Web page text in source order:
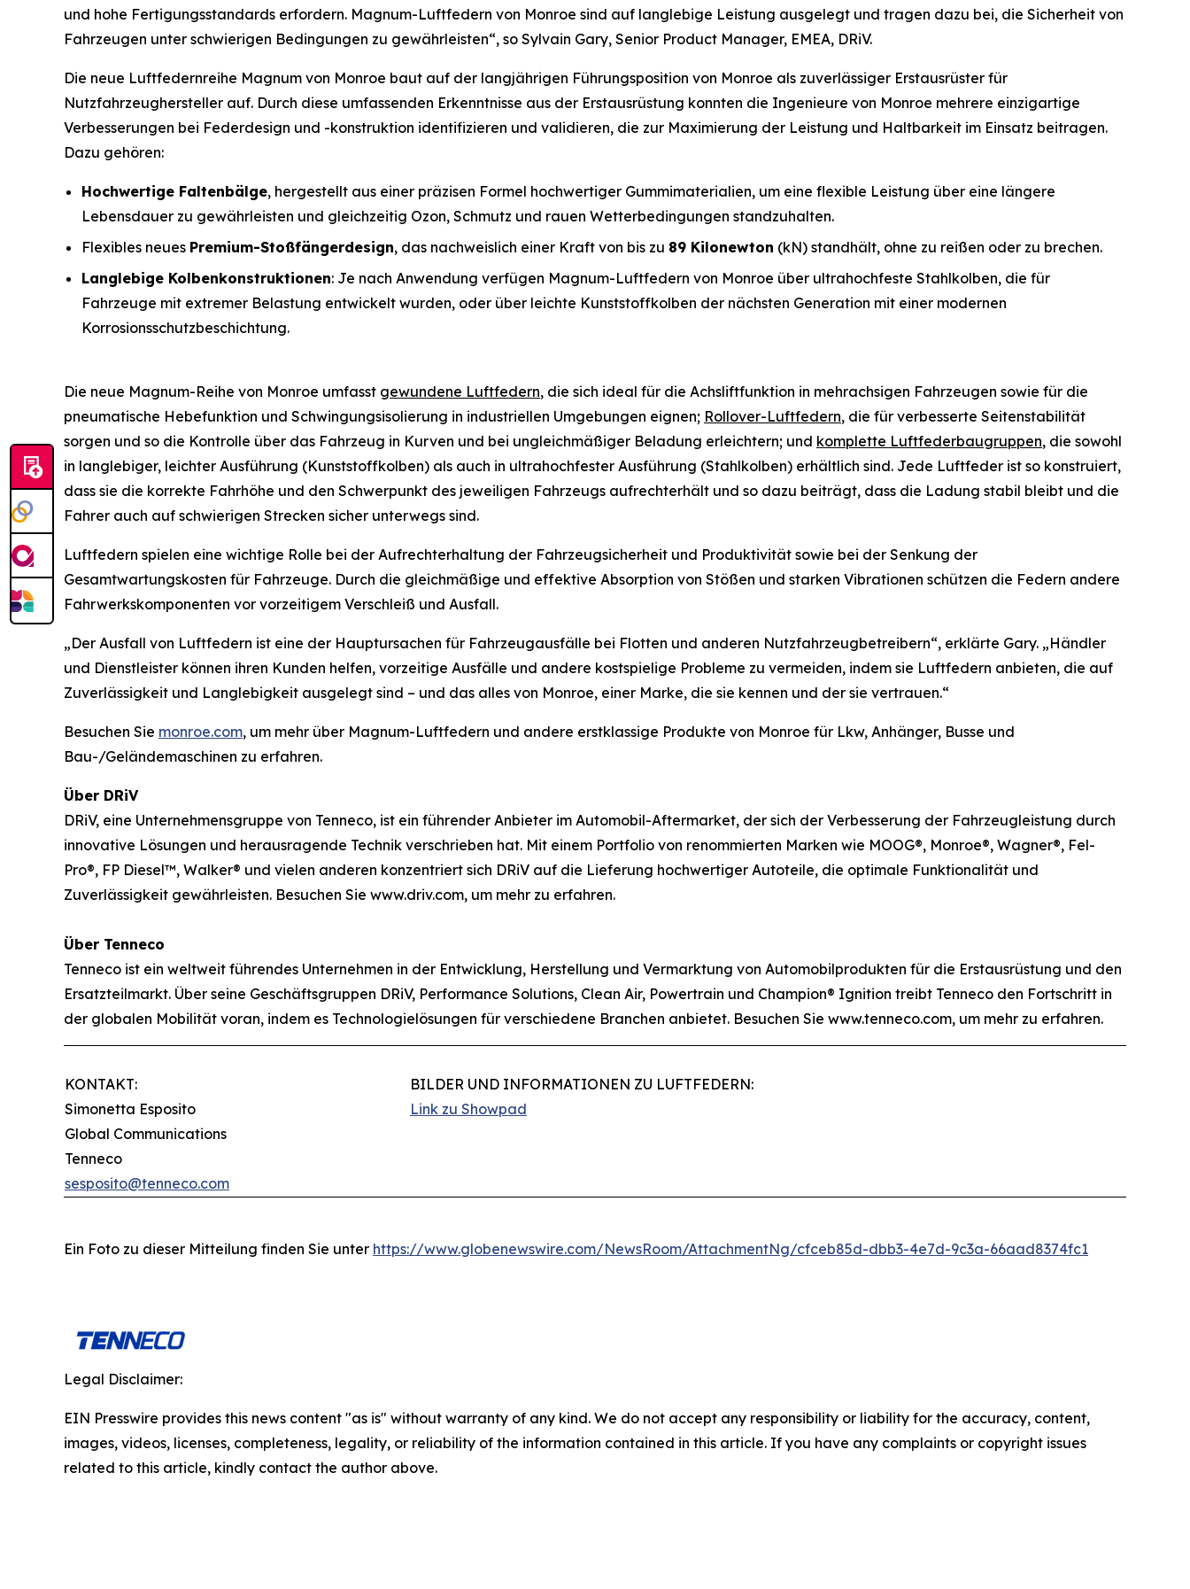
und hohe Fertigungsstandards erfordern. Magnum-Luftfedern von Monroe sind auf langlebige Leistung ausgelegt und tragen dazu bei, die Sicherheit von
Fahrzeugen unter schwierigen Bedingungen zu gewährleisten“, so Sylvain Gary, Senior Product Manager, EMEA, DRiV.
Die neue Luftfedernreihe Magnum von Monroe baut auf der langjährigen Führungsposition von Monroe als zuverlässiger Erstausrüster für
Nutzfahrzeughersteller auf. Durch diese umfassenden Erkenntnisse aus der Erstausrüstung konnten die Ingenieure von Monroe mehrere einzigartige
Verbesserungen bei Federdesign und -konstruktion identifizieren und validieren, die zur Maximierung der Leistung und Haltbarkeit im Einsatz beitragen.
Dazu gehören:
Hochwertige Faltenbälge, hergestellt aus einer präzisen Formel hochwertiger Gummimaterialien, um eine flexible Leistung über eine längere
Lebensdauer zu gewährleisten und gleichzeitig Ozon, Schmutz und rauen Wetterbedingungen standzuhalten.
Flexibles neues Premium-Stoßfängerdesign, das nachweislich einer Kraft von bis zu 89 Kilonewton (kN) standhält, ohne zu reißen oder zu brechen.
Langlebige Kolbenkonstruktionen: Je nach Anwendung verfügen Magnum-Luftfedern von Monroe über ultrahochfeste Stahlkolben, die für
Fahrzeuge mit extremer Belastung entwickelt wurden, oder über leichte Kunststoffkolben der nächsten Generation mit einer modernen
Korrosionsschutzbeschichtung.
Die neue Magnum-Reihe von Monroe umfasst gewundene Luftfedern, die sich ideal für die Achsliftfunktion in mehrachsigen Fahrzeugen sowie für die
pneumatische Hebefunktion und Schwingungsisolierung in industriellen Umgebungen eignen; Rollover-Luftfedern, die für verbesserte Seitenstabilität
sorgen und so die Kontrolle über das Fahrzeug in Kurven und bei ungleichmäßiger Beladung erleichtern; und komplette Luftfederbaugruppen, die sowohl
in langlebiger, leichter Ausführung (Kunststoffkolben) als auch in ultrahochfester Ausführung (Stahlkolben) erhältlich sind. Jede Luftfeder ist so konstruiert,
dass sie die korrekte Fahrhöhe und den Schwerpunkt des jeweiligen Fahrzeugs aufrechterhält und so dazu beiträgt, dass die Ladung stabil bleibt und die
Fahrer auch auf schwierigen Strecken sicher unterwegs sind.
Luftfedern spielen eine wichtige Rolle bei der Aufrechterhaltung der Fahrzeugsicherheit und Produktivität sowie bei der Senkung der
Gesamtwartungskosten für Fahrzeuge. Durch die gleichmäßige und effektive Absorption von Stößen und starken Vibrationen schützen die Federn andere
Fahrwerkskomponenten vor vorzeitigem Verschleiß und Ausfall.
„Der Ausfall von Luftfedern ist eine der Hauptursachen für Fahrzeugausfälle bei Flotten und anderen Nutzfahrzeugbetreibern“, erklärte Gary. „Händler
und Dienstleister können ihren Kunden helfen, vorzeitige Ausfälle und andere kostspielige Probleme zu vermeiden, indem sie Luftfedern anbieten, die auf
Zuverlässigkeit und Langlebigkeit ausgelegt sind – und das alles von Monroe, einer Marke, die sie kennen und der sie vertrauen.“
Besuchen Sie monroe.com, um mehr über Magnum-Luftfedern und andere erstklassige Produkte von Monroe für Lkw, Anhänger, Busse und
Bau-/Geländemaschinen zu erfahren.
Über DRiV
DRiV, eine Unternehmensgruppe von Tenneco, ist ein führender Anbieter im Automobil-Aftermarket, der sich der Verbesserung der Fahrzeugleistung durch
innovative Lösungen und herausragende Technik verschrieben hat. Mit einem Portfolio von renommierten Marken wie MOOG®, Monroe®, Wagner®, Fel-
Pro®, FP Diesel™, Walker® und vielen anderen konzentriert sich DRiV auf die Lieferung hochwertiger Autoteile, die optimale Funktionalität und
Zuverlässigkeit gewährleisten. Besuchen Sie www.driv.com, um mehr zu erfahren.
Über Tenneco
Tenneco ist ein weltweit führendes Unternehmen in der Entwicklung, Herstellung und Vermarktung von Automobilprodukten für die Erstausrüstung und den
Ersatzteilmarkt. Über seine Geschäftsgruppen DRiV, Performance Solutions, Clean Air, Powertrain und Champion® Ignition treibt Tenneco den Fortschritt in
der globalen Mobilität voran, indem es Technologielösungen für verschiedene Branchen anbietet. Besuchen Sie www.tenneco.com, um mehr zu erfahren.
KONTAKT:
Simonetta Esposito
Global Communications
Tenneco
sesposito@tenneco.com
BILDER UND INFORMATIONEN ZU LUFTFEDERN:
Link zu Showpad
Ein Foto zu dieser Mitteilung finden Sie unter https://www.globenewswire.com/NewsRoom/AttachmentNg/cfceb85d-dbb3-4e7d-9c3a-66aad8374fc1
Legal Disclaimer:
EIN Presswire provides this news content "as is" without warranty of any kind. We do not accept any responsibility or liability for the accuracy, content,
images, videos, licenses, completeness, legality, or reliability of the information contained in this article. If you have any complaints or copyright issues
related to this article, kindly contact the author above.